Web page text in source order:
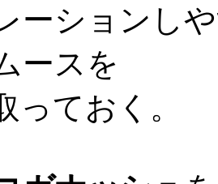
ーションし
ースを
ておく。